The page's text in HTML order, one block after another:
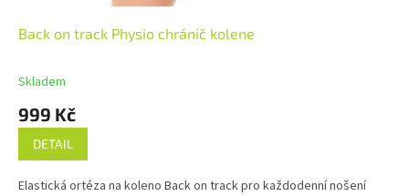
Back on track Physio chránič kolene
Skladem
999 Kč
DETAIL
Elastická ortéza na koleno Back on track pro každodenní nošení